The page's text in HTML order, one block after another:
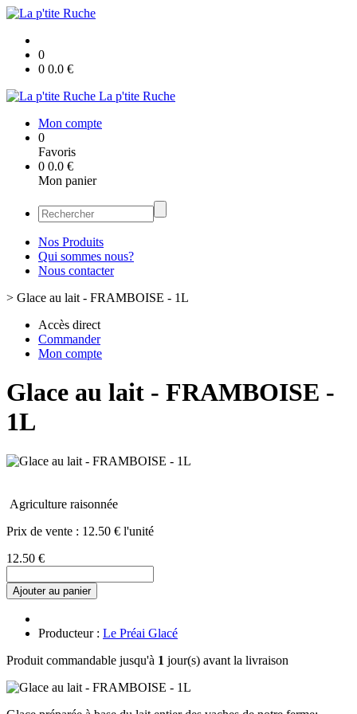
0
0 0.0 €
La p'tite Ruche
Mon compte
0
Favoris
0 0.0 €
Mon panier
Nos Produits
Qui sommes nous?
Nous contacter
> Glace au lait - FRAMBOISE - 1L
Accès direct
Commander
Mon compte
Glace au lait - FRAMBOISE -
1L
Agriculture raisonnée
Prix de vente : 12.50 € l'unité
12.50 €
Ajouter au panier
Producteur : Le Préai Glacé
Produit commandable jusqu'à 1 jour(s) avant la livraison